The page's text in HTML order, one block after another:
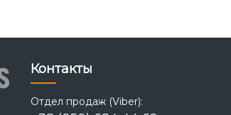
Контакты
Отдел продаж (Viber):